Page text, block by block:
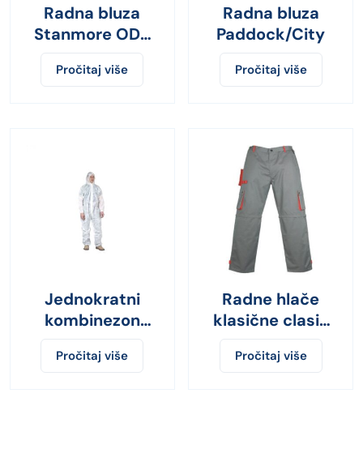
Radna bluza
Stanmore OD-
5200 100%
pamuk
Pročitaj više
Radna bluza
Paddock/City
Pročitaj više
Jednokratni
kombinezon
Polypro
Pročitaj više
Radne hlače
klasične clasic
plus
Pročitaj više